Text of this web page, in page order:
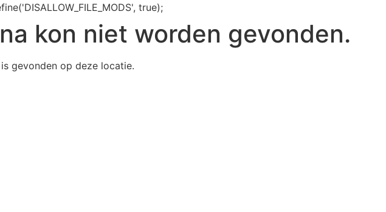
true);
kon niet worden gevonden.
gevonden op deze locatie.